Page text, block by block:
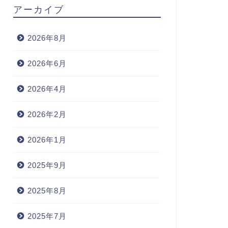
アーカイブ
2026年8月
2026年6月
2026年4月
2026年2月
2026年1月
2025年9月
2025年8月
2025年7月